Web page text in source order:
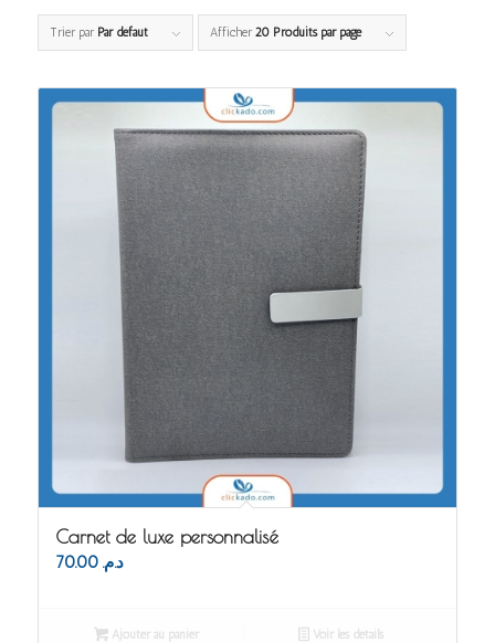
Trier par Par défaut Afficher 20 Produits par page
Carnet de luxe personnalisé
د.م. 70.00
Ajouter au panier Voir les détails